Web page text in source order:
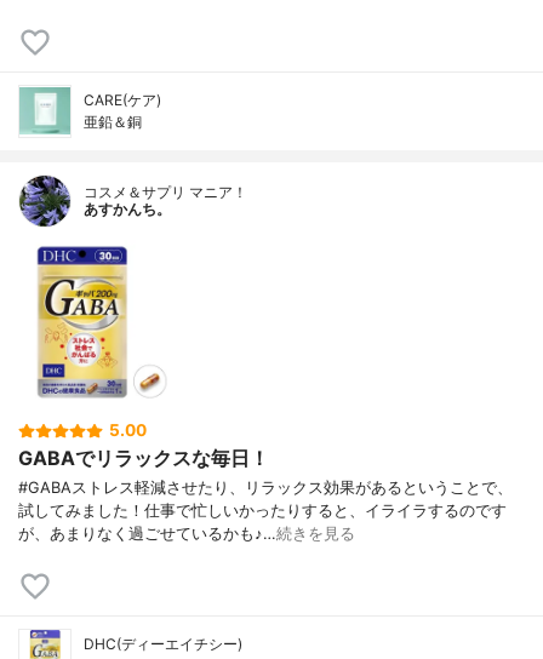
CARE(ケア)
亜鉛＆銅
コスメ＆サプリ マニア！
あすかんち。
5.00
GABAでリラックスな毎日！
#GABAストレス軽減させたり、リラックス効果があるということで、
試してみました！仕事で忙しいかったりすると、イライラするのです
が、あまりなく過ごせているかも♪…続きを見る
DHC(ディーエイチシー)